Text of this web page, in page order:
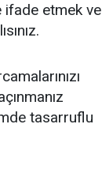
ifade etmek ve
tasarruflu